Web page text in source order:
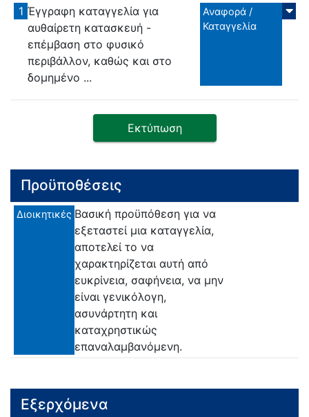
1 Έγγραφη καταγγελία για
αυθαίρετη κατασκευή -
επέμβαση στο φυσικό
περιβάλλον, καθώς και στο
δομημένο ...
Αναφορά /
Καταγγελία
Εκτύπωση
Προϋποθέσεις
Διοικητικές Βασική προϋπόθεση για να
εξεταστεί μια καταγγελία,
αποτελεί το να
χαρακτηρίζεται αυτή από
ευκρίνεια, σαφήνεια, να μην
είναι γενικόλογη,
ασυνάρτητη και
καταχρηστικώς
επαναλαμβανόμενη.
Εξερχόμενα